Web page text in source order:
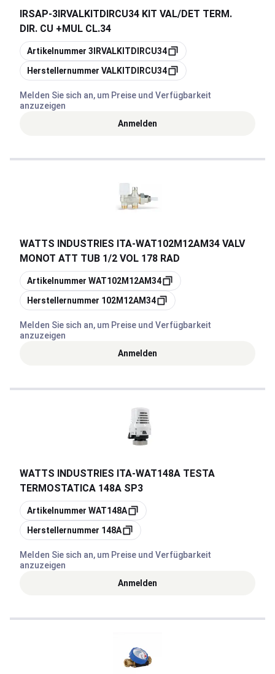
IRSAP-3IRVALKITDIRCU34 KIT VAL/DET TERM.
DIR. CU +MUL CL.34
Kopieren
Artikelnummer 3IRVALKITDIRCU34
Kopieren
Herstellernummer VALKITDIRCU34
Melden Sie sich an, um Preise und Verfügbarkeit
anzuzeigen
Anmelden
WATTS INDUSTRIES ITA-WAT102M12AM34 VALV
MONOT ATT TUB 1/2 VOL 178 RAD
Kopieren
Artikelnummer WAT102M12AM34
Kopieren
Herstellernummer 102M12AM34
Melden Sie sich an, um Preise und Verfügbarkeit
anzuzeigen
Anmelden
WATTS INDUSTRIES ITA-WAT148A TESTA
TERMOSTATICA 148A SP3
Kopieren
Artikelnummer WAT148A
Kopieren
Herstellernummer 148A
Melden Sie sich an, um Preise und Verfügbarkeit
anzuzeigen
Anmelden